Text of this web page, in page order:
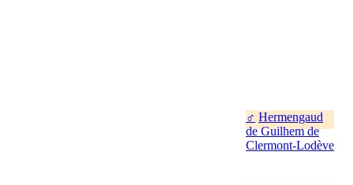
♂ Hermengaud
de Guilhem de
Clermont-Lodève